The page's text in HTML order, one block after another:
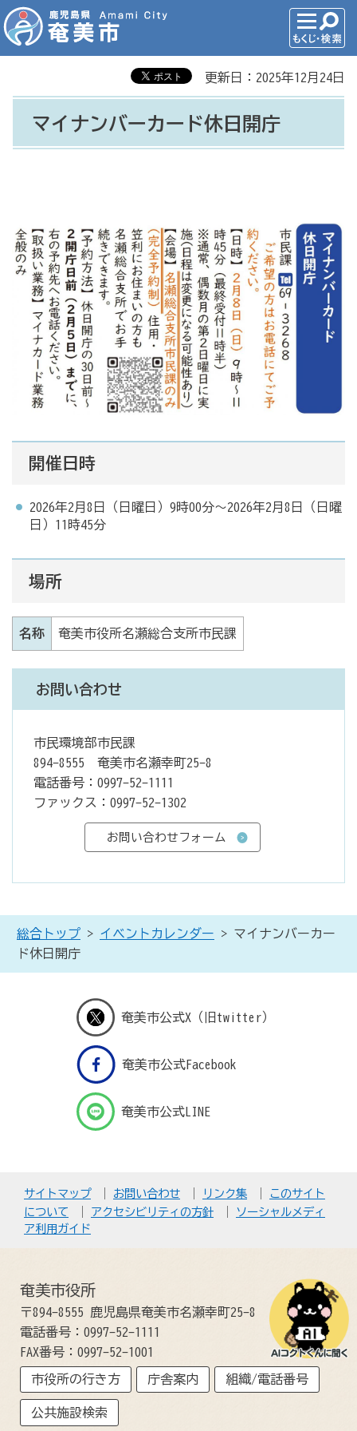
更新日：2025年12月24日
マイナンバーカード休日開庁
開催日時
2026年2月8日（日曜日）9時00分～2026年2月8日（日曜
日）11時45分
場所
名称 奄美市役所名瀬総合支所市民課
お問い合わせ
市民環境部市民課
894-8555 奄美市名瀬幸町25-8
電話番号：0997-52-1111
ファックス：0997-52-1302
総合トップ > イベントカレンダー > マイナンバーカー
ド休日開庁
奄美市公式X（旧twitter）
奄美市公式Facebook
奄美市公式LINE
サイトマップ お問い合わせ リンク集
このサイト
について
アクセシビリティの方針
ソーシャルメディ
ア利用ガイド
奄美市役所
〒894-8555 鹿児島県奄美市名瀬幸町25-8
電話番号：0997-52-1111
FAX番号：0997-52-1001
市役所の行き方 庁舎案内 組織/電話番号
公共施設検索